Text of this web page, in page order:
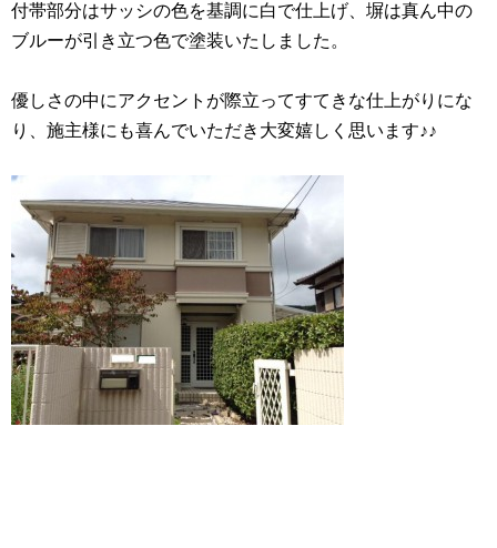
付帯部分はサッシの色を基調に白で仕上げ、塀は真ん中の
ブルーが引き立つ色で塗装いたしました。
優しさの中にアクセントが際立ってすてきな仕上がりにな
り、施主様にも喜んでいただき大変嬉しく思います♪♪